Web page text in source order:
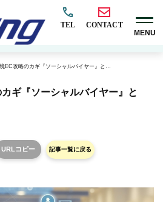
TEL
CONTACT
MENU
中国向け越境EC攻略のカギ『ソーシャルバイヤー』とは？
ギ『ソーシャルバイヤー』と
URLコピー 記事一覧に戻る
グ BtoB